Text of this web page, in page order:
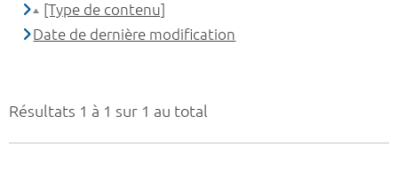
Résultats 1 à 1 sur 1 au total
[Type de contenu]
Date de dernière modification